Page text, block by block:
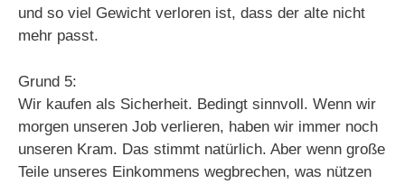
und so viel Gewicht verloren ist, dass der alte nicht
mehr passt.
Grund 5:
Wir kaufen als Sicherheit. Bedingt sinnvoll. Wenn wir
morgen unseren Job verlieren, haben wir immer noch
unseren Kram. Das stimmt natürlich. Aber wenn große
Teile unseres Einkommens wegbrechen, was nützen